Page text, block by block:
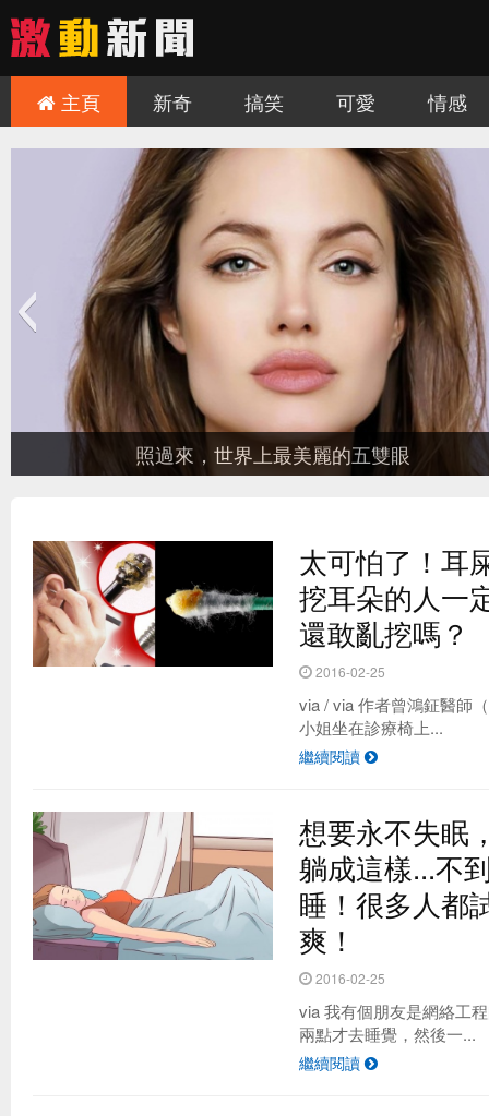
主頁 新奇 搞笑 可愛 情感
照過來，世界上最美麗的五雙眼
太可怕了！耳
挖耳朵的人一
還敢亂挖嗎？
2016-02-25
via / via 作者曾鴻鉦醫師
小姐坐在診療椅上...
繼續閱讀
想要永不失眠
躺成這樣...不
睡！很多人都
爽！
2016-02-25
via 我有個朋友是網絡工
兩點才去睡覺，然後一...
繼續閱讀